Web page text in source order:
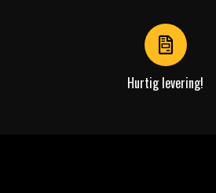
Hurtig levering!